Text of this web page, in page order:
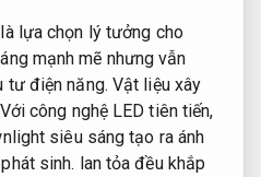
lựa chọn lý tưởng cho
mạnh mẽ nhưng vẫn
tư điện năng. Vật liệu xây
Với công nghệ LED tiên tiến,
siêu sáng tạo ra ánh
sinh. lan tỏa đều khắp